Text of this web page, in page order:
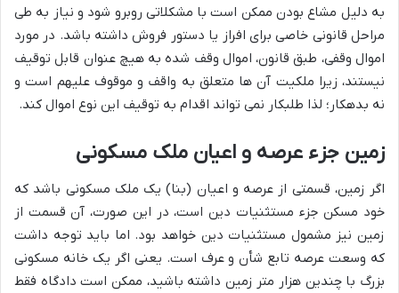
به دلیل مشاع بودن ممکن است با مشکلاتی روبرو شود و نیاز به طی
مراحل قانونی خاصی برای افراز یا دستور فروش داشته باشد. در مورد
اموال وقفی، طبق قانون، اموال وقف شده به هیچ عنوان قابل توقیف
نیستند، زیرا ملکیت آن ها متعلق به واقف و موقوف علیهم است و
نه بدهکار؛ لذا طلبکار نمی تواند اقدام به توقیف این نوع اموال کند.
زمین جزء عرصه و اعیان ملک مسکونی
اگر زمین، قسمتی از عرصه و اعیان (بنا) یک ملک مسکونی باشد که
خود مسکن جزء مستثنیات دین است، در این صورت، آن قسمت از
زمین نیز مشمول مستثنیات دین خواهد بود. اما باید توجه داشت
که وسعت عرصه تابع شأن و عرف است. یعنی اگر یک خانه مسکونی
بزرگ با چندین هزار متر زمین داشته باشید، ممکن است دادگاه فقط